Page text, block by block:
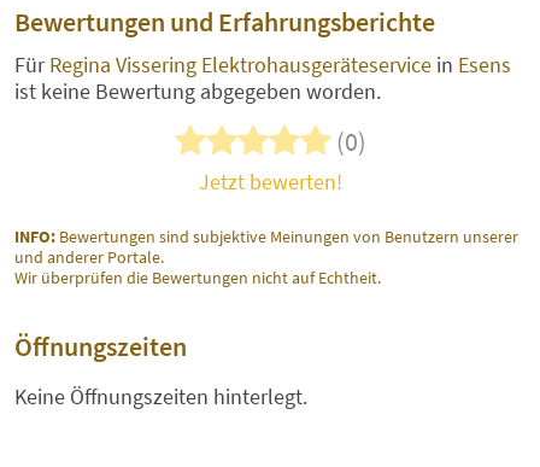
Bewertungen und Erfahrungsberichte
FürRegina Vissering Elektrohausgeräteservice in Esens
ist keine Bewertung abgegeben worden.
(0)
Jetzt bewerten!
INFO: Bewertungen sind subjektive Meinungen von Benutzern unserer
und anderer Portale.
Wir überprüfen die Bewertungen nicht auf Echtheit.
Öffnungszeiten
Keine Öffnungszeiten hinterlegt.